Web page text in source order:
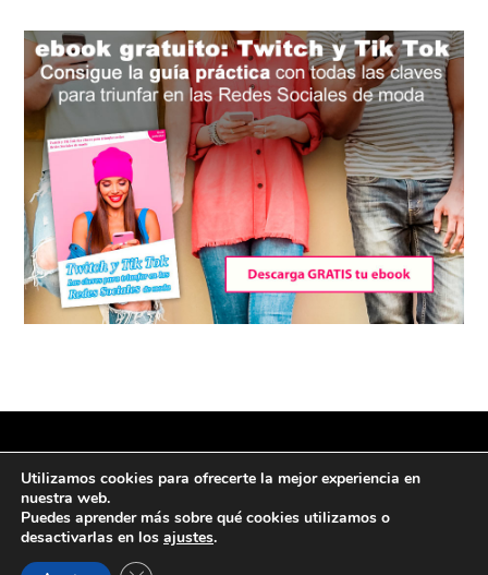
Política de privacidad
Utilizamos cookies para ofrecerte la mejor experiencia en
nuestra web.
Puedes aprender más sobre qué cookies utilizamos o
desactivarlas en los ajustes.